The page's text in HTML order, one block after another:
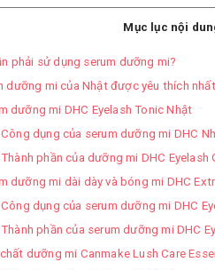
Mục lục nội
phải sử dụng serum dưỡng mi?
dưỡng mi của Nhật được yêu thích
dưỡng mi DHC Eyelash Tonic Nhật
Công dụng của serum dưỡng mi DHC
phần của dưỡng mi DHC Eyelash
dưỡng mi dài dày và bóng mi DHC
Công dụng của serum dưỡng mi DHC
phần của serum dưỡng mi DHC
dưỡng mi Canmake Lush Care